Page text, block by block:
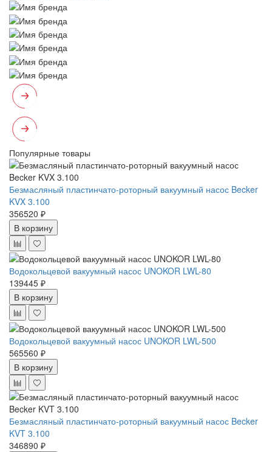
Популярные товары
Безмасляный пластинчато-роторный вакуумный насос Becker
KVX 3.100
356520 ₽
В корзину
Водокольцевой вакуумный насос UNOKOR LWL-80
139445 ₽
В корзину
Водокольцевой вакуумный насос UNOKOR LWL-500
565560 ₽
В корзину
Безмасляный пластинчато-роторный вакуумный насос Becker
KVT 3.100
346890 ₽